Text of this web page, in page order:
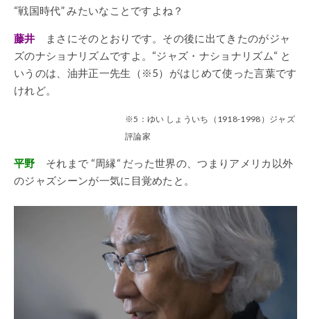
“戦国時代” みたいなことですよね？
藤井 まさにそのとおりです。その後に出てきたのがジャ
ズのナショナリズムですよ。“ジャズ・ナショナリズム“ と
いうのは、油井正一先生（※5）がはじめて使った言葉です
けれど。
※5：ゆい しょういち（1918-1998）ジャズ
評論家
平野 それまで “周縁“ だった世界の、つまりアメリカ以外
のジャズシーンが一気に目覚めたと。